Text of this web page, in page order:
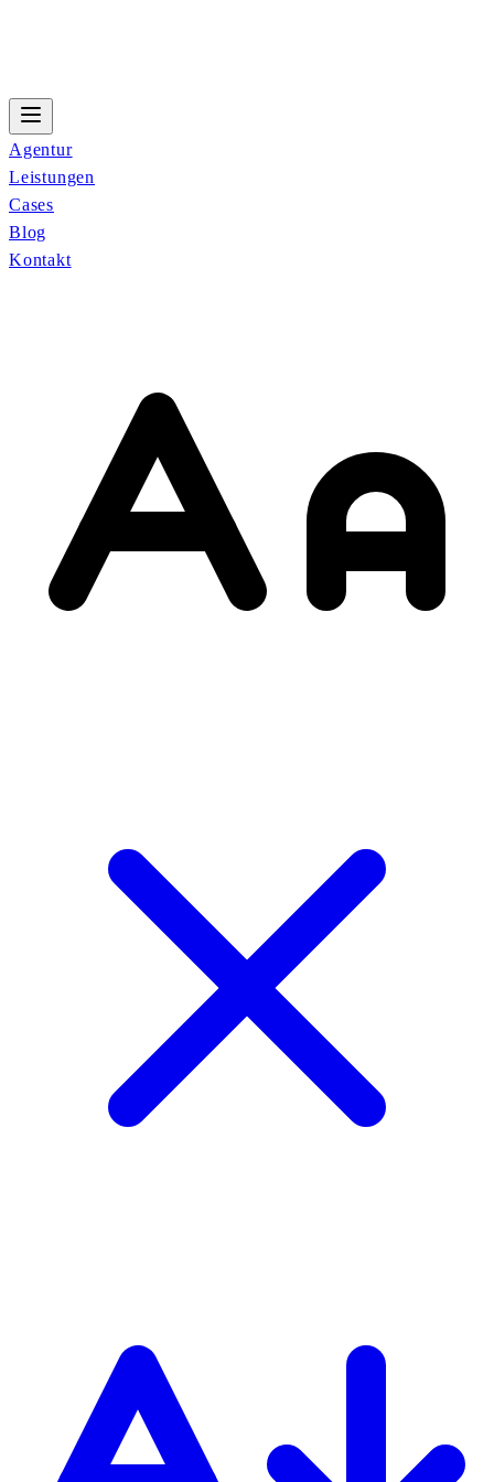
Agentur
Leistungen
Cases
Blog
Kontakt